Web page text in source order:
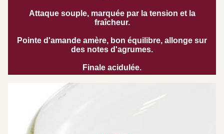
Attaque souple, marquée par la tension et la
fraîcheur.
Pointe d'amande amère, bon équilibre, allonge sur
des notes d'agrumes.
Finale acidulée.